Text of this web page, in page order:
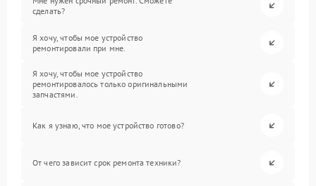
сделать?
Я хочу, чтобы мое устройство
ремонтировали при мне.
Я хочу, чтобы мое устройство
ремонтировалось только оригинальными
запчастями.
Как я узнаю, что мое устройство готово?
От чего зависит срок ремонта техники?